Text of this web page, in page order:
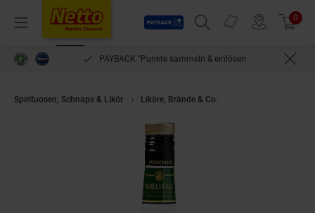
Menü
Payback
Suchfeld einblenden
Prospekte 0
PAYBACK °Punkte sammeln & einlösen
Spirituosen, Schnaps & Likör Liköre, Brände & Co.